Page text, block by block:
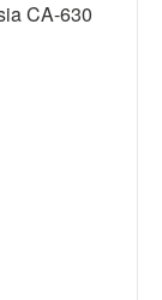
CA-630